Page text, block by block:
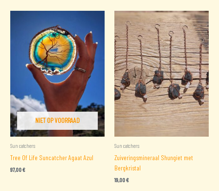
NIET OP VOORRAAD
Sun catchers
Tree Of Life Suncatcher Agaat Azul
97,00€
Sun catchers
Zuiveringsmineraal Shungiet met
Bergkristal
19,00€